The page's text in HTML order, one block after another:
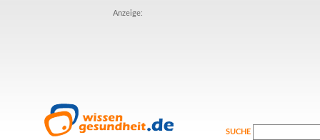
Anzeige:
SUCHE